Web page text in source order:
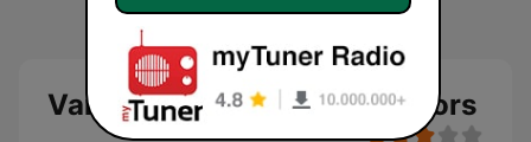
Vanilla Radio - Smooth Flavors